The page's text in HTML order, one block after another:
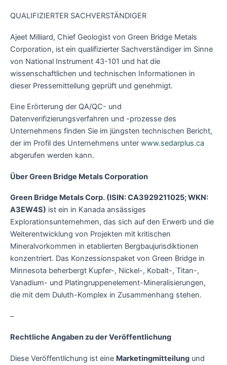
QUALIFIZIERTER SACHVERSTÄNDIGER
Ajeet Milliard, Chief Geologist von Green Bridge Metals
Corporation, ist ein qualifizierter Sachverständiger im Sinne
von National Instrument 43-101 und hat die
wissenschaftlichen und technischen Informationen in
dieser Pressemitteilung geprüft und genehmigt.
Eine Erörterung der QA/QC- und
Datenverifizierungsverfahren und -prozesse des
Unternehmens finden Sie im jüngsten technischen Bericht,
der im Profil des Unternehmens unter www.sedarplus.ca
abgerufen werden kann.
Über Green Bridge Metals Corporation
Green Bridge Metals Corp. (ISIN: CA3929211025; WKN:
A3EW4S) ist ein in Kanada ansässiges
Explorationsunternehmen, das sich auf den Erwerb und die
Weiterentwicklung von Projekten mit kritischen
Mineralvorkommen in etablierten Bergbaujurisdiktionen
konzentriert. Das Konzessionspaket von Green Bridge in
Minnesota beherbergt Kupfer-, Nickel-, Kobalt-, Titan-,
Vanadium- und Platingruppenelement-Mineralisierungen,
die mit dem Duluth-Komplex in Zusammenhang stehen.
–
Rechtliche Angaben zu der Veröffentlichung
Diese Veröffentlichung ist eine Marketingmitteilung und